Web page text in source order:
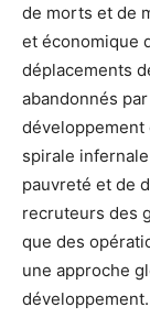
de morts et de
et économique
déplacements
abandonnés
développement
spirale
pauvreté et de
recruteurs des
que des
une approche
développement.